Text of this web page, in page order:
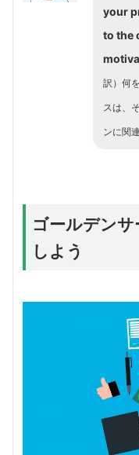
your
to the
訳）何
スは、
ンに関
ゴールデン
しよう